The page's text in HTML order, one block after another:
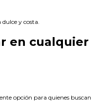
dulce y costa.
en cualquier
opción para quienes buscan